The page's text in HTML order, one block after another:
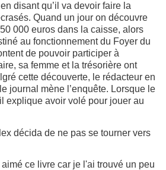
disant qu’il va devoir faire la
Quand un jour on découvre
000 euros dans la caisse, alors
au fonctionnement du Foyer du
de pouvoir participer à
sa femme et la trésorière ont
cette découverte, le rédacteur en
journal mène l’enquête. Lorsque le
explique avoir volé pour jouer au
décida de ne pas se tourner vers
ce livre car je l'ai trouvé un peu